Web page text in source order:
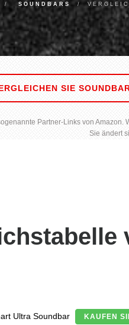
SOUNDBARS
SIE
Partner-Links von
Sie ändert
Ultra Soundbar
KAUFEN